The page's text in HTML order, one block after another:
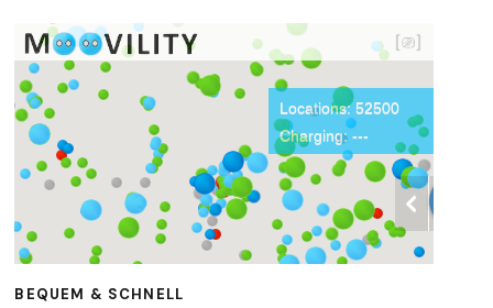
BEQUEM & SCHNELL